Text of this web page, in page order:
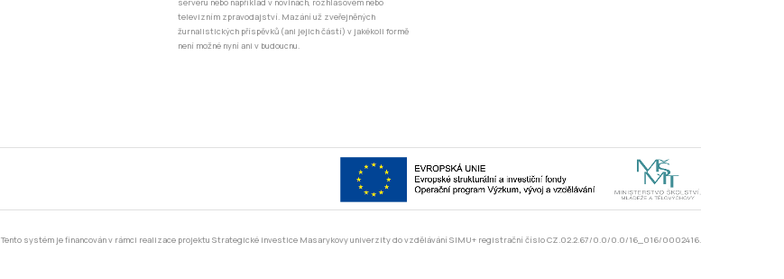
televizním zpravodajství. Mazání už zveřejněných
žurnalistických příspěvků (ani jejich částí) v jakékoli formě
není možné nyní ani v budoucnu.
Tento systém je financován v rámci realizace projektu Strategické investice Masarykovy univerzity do vzdělávání SIMU+ registrační číslo CZ.02.2.67/0.0/0.0/16_016/0002416.